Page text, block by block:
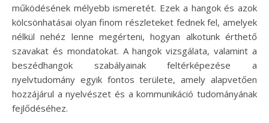
működésének mélyebb ismeretét. Ezek a hangok és azok
kölcsönhatásai olyan finom részleteket fednek fel, amelyek
nélkül nehéz lenne megérteni, hogyan alkotunk érthető
szavakat és mondatokat. A hangok vizsgálata, valamint a
beszédhangok szabályainak feltérképezése a
nyelvtudomány egyik fontos területe, amely alapvetően
hozzájárul a nyelvészet és a kommunikáció tudományának
fejlődéséhez.